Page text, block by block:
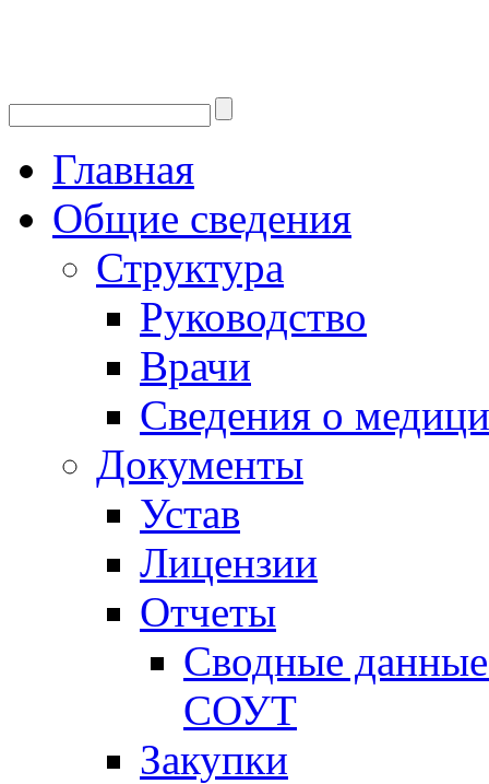
Главная
Общие сведения
Структура
Руководство
Врачи
Сведения о
Документы
Устав
Лицензии
Отчеты
Сводные данные
СОУТ
Закупки